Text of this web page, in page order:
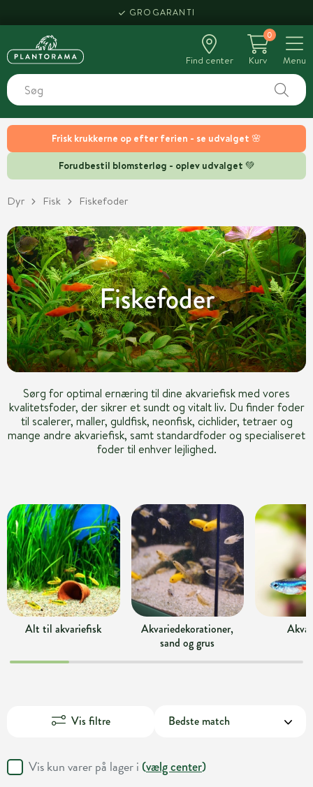
Frisk krukkerne op efter ferien - se udvalget 🌸
Forudbestil blomsterløg - oplev udvalget 💚
HENT SAMME DAG
Find center
0
Kurv
Menu
Dyr Fisk Fiskefoder
Fiskefoder
Sørg for optimal ernæring til dine akvariefisk med vores
kvalitetsfoder, der sikrer et sundt og vitalt liv. Du finder foder
til scalerer, maller, guldfisk, neonfisk, cichlider, tetraer og
mange andre akvariefisk, samt standardfoder og specialiseret
foder til enhver lejlighed.
Alt til akvariefisk
Akvariedekorationer,
sand og grus
Vis filtre
Vis kun varer på lager i (vælg center)